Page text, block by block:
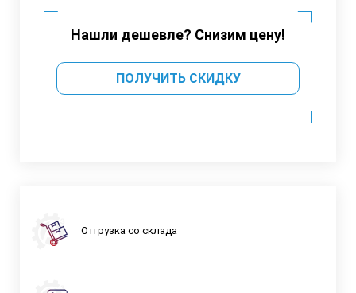
Нашли дешевле? Снизим цену!
ПОЛУЧИТЬ СКИДКУ
Отгрузка со склада